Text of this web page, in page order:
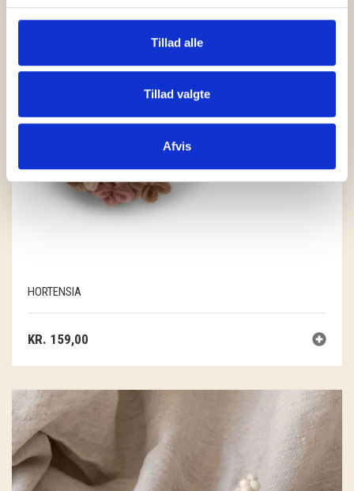
Tillad alle
Tillad valgte
Afvis
HORTENSIA
KR. 159,00